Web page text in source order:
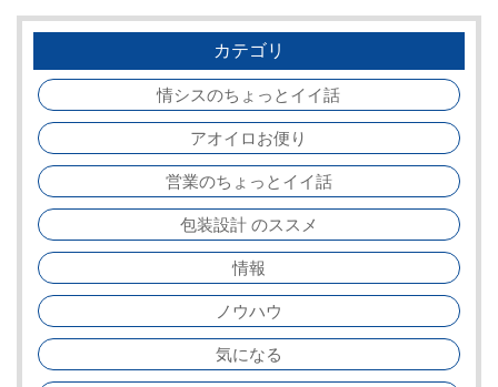
カテゴリ
情シスのちょっとイイ話
アオイロお便り
営業のちょっとイイ話
包装設計 のススメ
情報
ノウハウ
気になる